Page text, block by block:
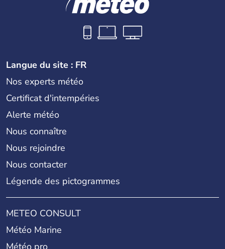
Langue du site : FR
Nos experts météo
Certificat d'intempéries
Alerte météo
Nous connaître
Nous rejoindre
Nous contacter
Légende des pictogrammes
METEO CONSULT
Météo Marine
Météo pro